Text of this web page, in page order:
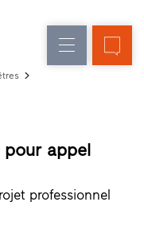
appel
professionnel